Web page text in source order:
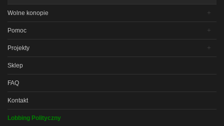
Wolne konopie
Pomoc
Projekty
Sklep
FAQ
Kontakt
Lobbing Polityczny